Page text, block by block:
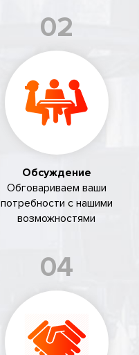
02
Обсуждение
Обговариваем ваши
потребности с нашими
возможностями
04